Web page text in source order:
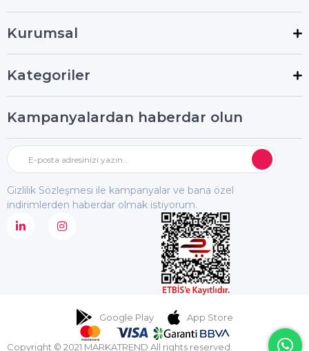
Kurumsal
Kategoriler
Kampanyalardan haberdar olun
Gizlilik Sözleşmesi ile kampanyalar ve bana özel
indirimlerden haberdar olmak istiyorum.
Copyright © 2021 MARKATREND All rights reserved.
Google Play App Store